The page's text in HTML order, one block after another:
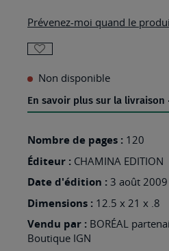
Prévenez-moi quand le
AJOUTER
À
MA
D’ENVIES
:
RIVIERES
D'AUVERGNE
Non disponible
En savoir plus sur la livraison
Nombre de pages : 120
Éditeur : CHAMINA EDITION
Date d'édition : 3 août 2009
Dimensions : 12.5 x 21 x .8
Vendu par : BORÉAL
Boutique IGN